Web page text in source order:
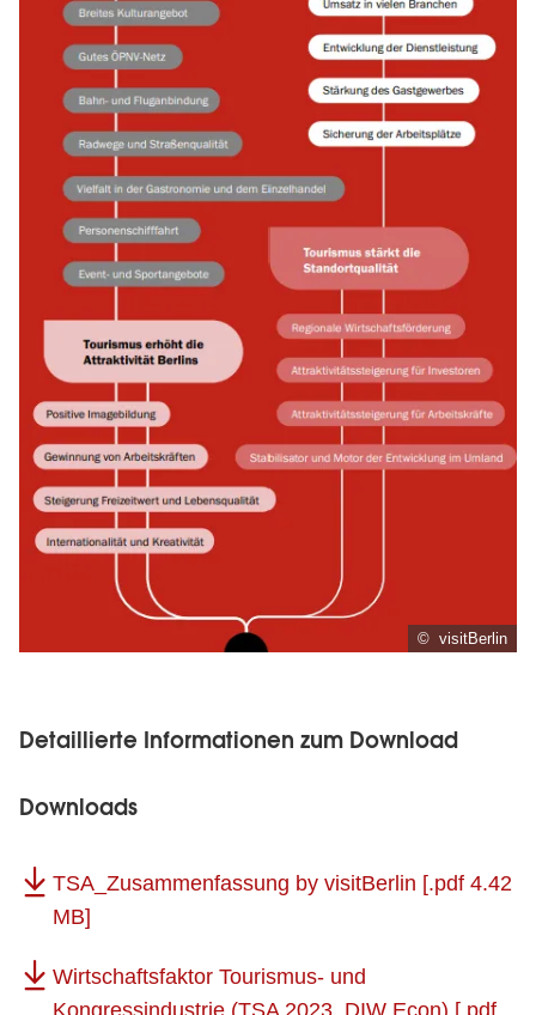
© visitBerlin
Detaillierte Informationen zum Download
Downloads
TSA_Zusammenfassung by visitBerlin [.pdf 4.42
MB]
Wirtschaftsfaktor Tourismus- und